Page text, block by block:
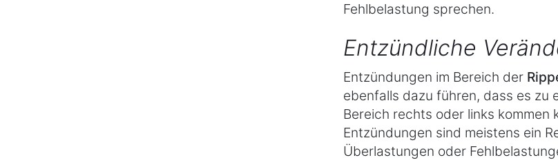
Fehlbelastung sprechen.
Entzündliche
Entzündungen im Bereich der
ebenfalls dazu führen, dass es zu
Bereich rechts oder links kommen
Entzündungen sind meistens ein
Überlastungen oder